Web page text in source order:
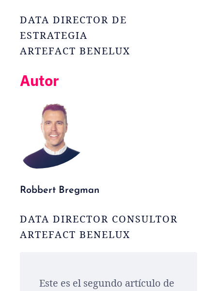
DATA DIRECTOR DE
ESTRATEGIA
ARTEFACT BENELUX
Autor
Robbert Bregman
DATA DIRECTOR CONSULTOR
ARTEFACT BENELUX
Este es el segundo artículo de